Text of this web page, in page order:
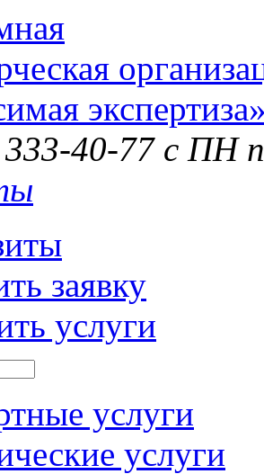
40-77 с ПН
заявку
услуги
услуги
услуги